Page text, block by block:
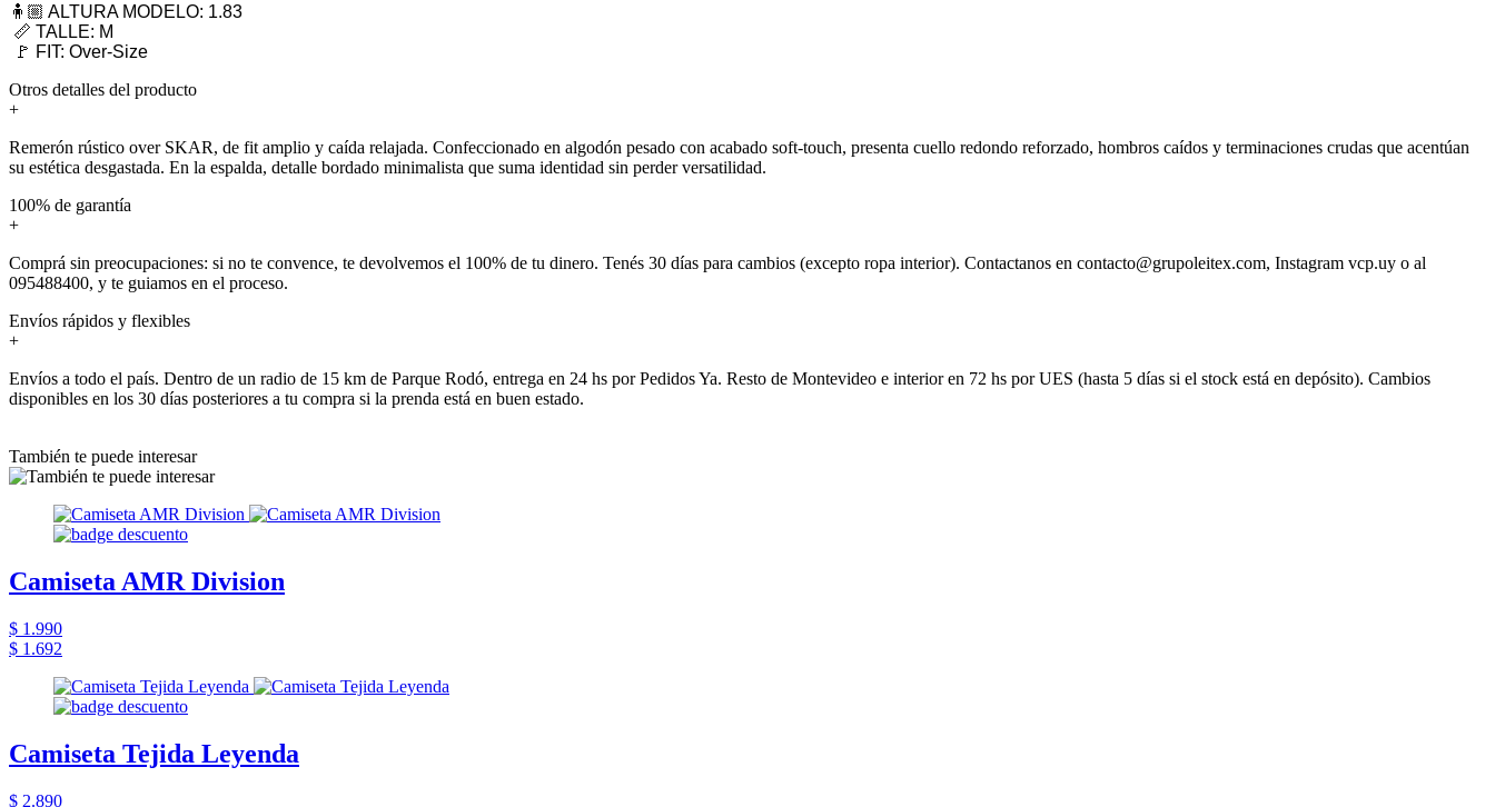
🧍🏼 ALTURA MODELO: 1.83
📏 TALLE: M
🚩 FIT: Over-Size
Otros detalles del producto
+
Remerón rústico over SKAR, de fit amplio y caída relajada. Confeccionado en algodón pesado con acabado soft-touch, presenta cuello redondo reforzado, hombros caídos y terminaciones crudas que acentúan
su estética desgastada. En la espalda, detalle bordado minimalista que suma identidad sin perder versatilidad.
100% de garantía
+
Comprá sin preocupaciones: si no te convence, te devolvemos el 100% de tu dinero. Tenés 30 días para cambios (excepto ropa interior). Contactanos en contacto@grupoleitex.com, Instagram vcp.uy o al
095488400, y te guiamos en el proceso.
Envíos rápidos y flexibles
+
Envíos a todo el país. Dentro de un radio de 15 km de Parque Rodó, entrega en 24 hs por Pedidos Ya. Resto de Montevideo e interior en 72 hs por UES (hasta 5 días si el stock está en depósito). Cambios
disponibles en los 30 días posteriores a tu compra si la prenda está en buen estado.
También te puede interesar
Camiseta AMR Division
$ 1.990
$ 1.692
Camiseta Tejida Leyenda
$ 2.890